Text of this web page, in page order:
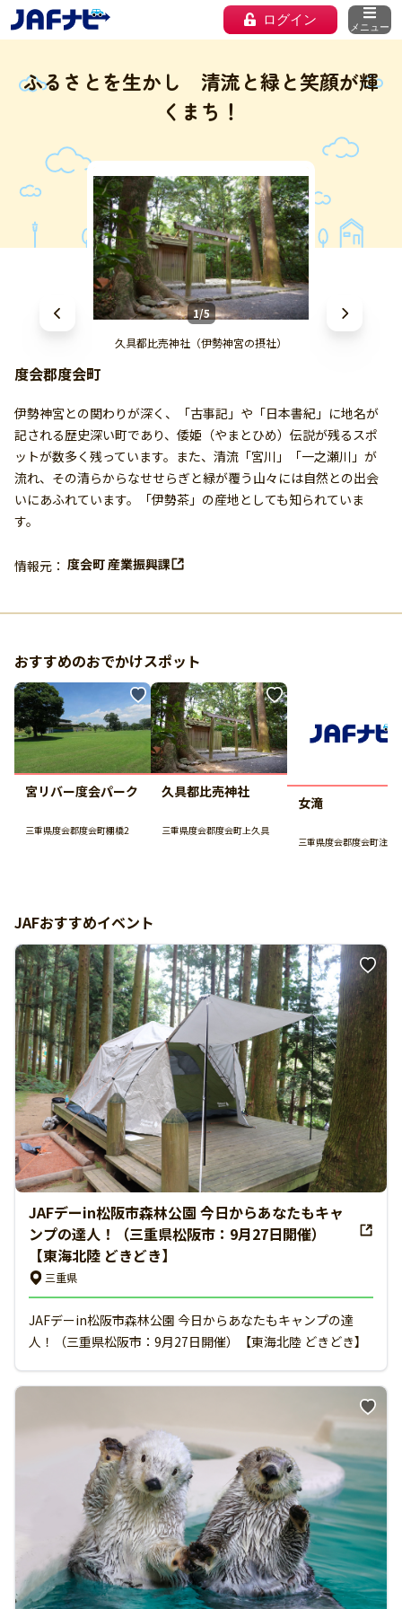
ログイン メニュー
ふるさとを生かし 清流と緑と笑顔が輝
くまち！
1/5
久具都比売神社（伊勢神宮の摂社）
度会郡度会町
伊勢神宮との関わりが深く、「古事記」や「日本書紀」に地名が
記される歴史深い町であり、倭姫（やまとひめ）伝説が残るスポ
ットが数多く残っています。また、清流「宮川」「一之瀬川」が
流れ、その清らからなせせらぎと緑が覆う山々には自然との出会
いにあふれています。「伊勢茶」の産地としても知られていま
す。
情報元： 度会町 産業振興課
おすすめのおでかけスポット
宮リバー度会パーク
三重県度会郡度会町棚橋2
久具都比売神社
三重県度会郡度会町上久具
女滝
三重県度会郡度会町注連
JAFおすすめイベント
JAFデーin松阪市森林公園 今日からあなたもキャ
ンプの達人！（三重県松阪市：9月27日開催）
【東海北陸 どきどき】
三重県
JAFデーin松阪市森林公園 今日からあなたもキャンプの達
人！（三重県松阪市：9月27日開催）【東海北陸 どきどき】